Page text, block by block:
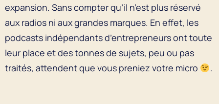
expansion. Sans compter qu’il n’est plus réservé
aux radios ni aux grandes marques. En effet, les
podcasts indépendants d’entrepreneurs ont toute
leur place et des tonnes de sujets, peu ou pas
traités, attendent que vous preniez votre micro
.